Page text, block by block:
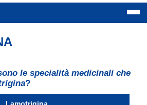
le specialità medicinali che
?